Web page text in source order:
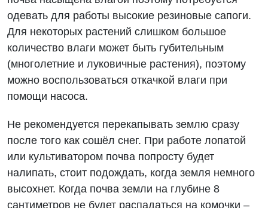
одевать для работы высокие резиновые сапоги.
Для некоторых растений слишком большое
количество влаги может быть губительным
(многолетние и луковичные растения), поэтому
можно воспользоваться откачкой влаги при
помощи насоса.
Не рекомендуется перекапывать землю сразу
после того как сошёл снег. При работе лопатой
или культиватором почва попросту будет
налипать, стоит подождать, когда земля немного
высохнет. Когда почва земли на глубине 8
сантиметров не будет распадаться на комочки –